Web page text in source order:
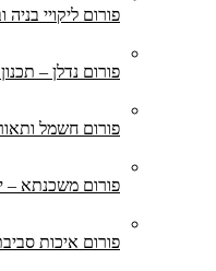
פורום ליקויי בניה
פורום נדלן – תכנון
פורום חשמל
פורום משכנתא –
פורום איכות